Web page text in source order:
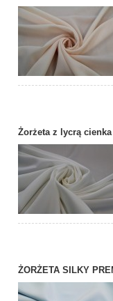
Żorżeta z lycrą
ŻORŻETA SILKY